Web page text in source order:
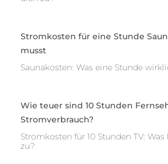
Stromkosten für eine Stunde
musst
Saunakosten: Was eine Stunde
Wie teuer sind 10 Stunden
Stromverbrauch?
Stromkosten für 10 Stunden TV:
zu?